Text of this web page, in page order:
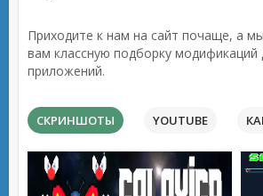
Приходите к нам на сайт почаще, а
вам классную подборку модификаций
приложений.
СКРИНШОТЫ YOUTUBE